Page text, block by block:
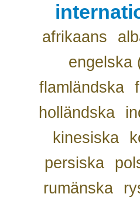
afrikaans
engelska
flamländska
holländska
kinesiska
persiska
rumänska